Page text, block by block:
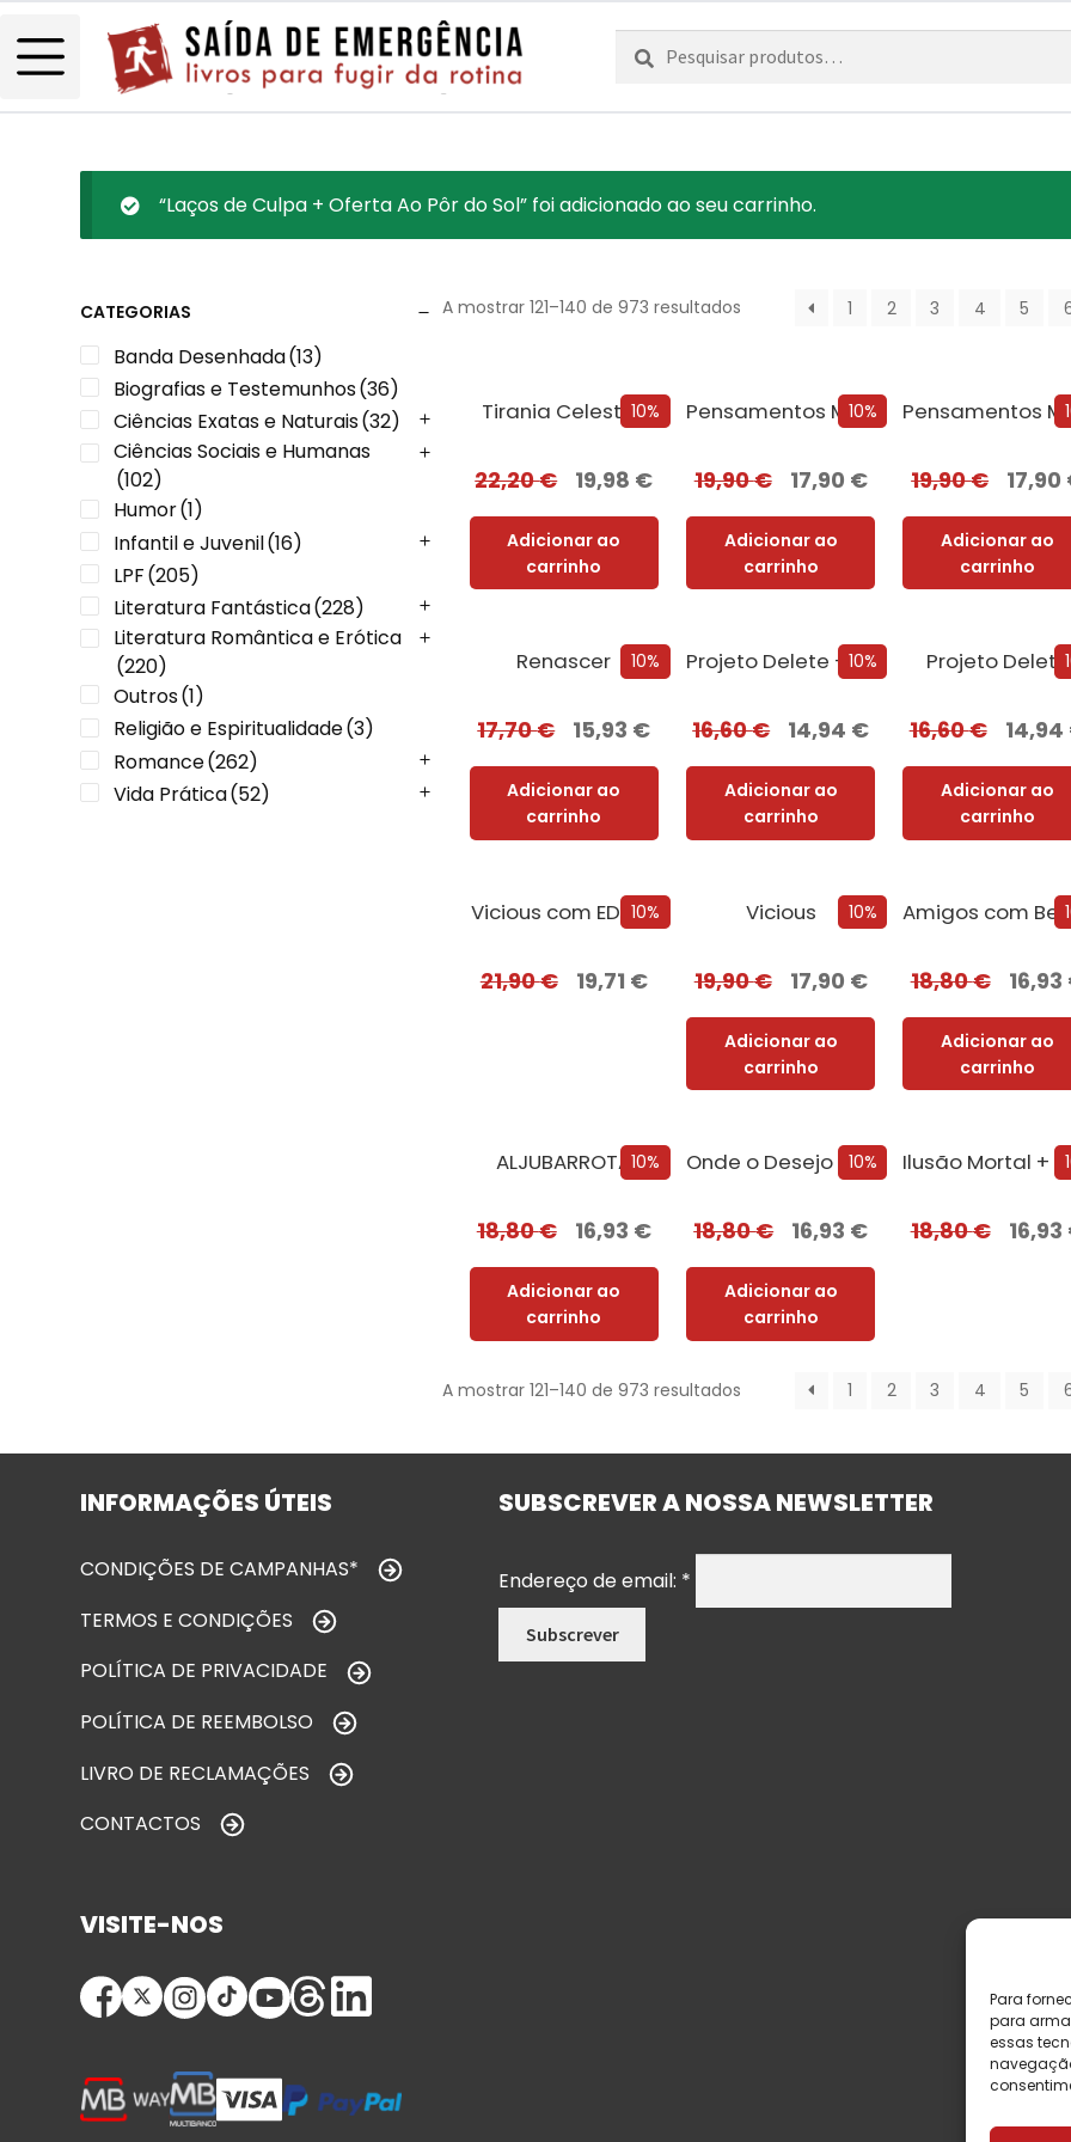
Para
para
essas
Pesquisar
por:
Pesquisa
“Laços de Culpa + Oferta Ao Pôr do Sol” foi adicionado ao seu carrinho.
CATEGORIAS
Banda Desenhada(13)
Biografias e Testemunhos(36)
Ciências Exatas e Naturais(32)
Ciências Sociais e Humanas
(102)
Humor(1)
Infantil e Juvenil(16)
LPF(205)
Literatura Fantástica(228)
Literatura Romântica e Erótica
(220)
Outros(1)
Religião e Espiritualidade(3)
Romance(262)
Vida Prática(52)
A mostrar 121–140 de 973 resultados 1 2 3 4 5
10%
Tirania Celestial
22,20€ 19,98 €
Adicionar ao
carrinho
10%
Pensamentos Malignos + Oferta A Pequena Livraria...
19,90€ 17,90 €
Adicionar ao
carrinho
19,90€ 17,90
Adicionar ao
carrinho
10%
Renascer
17,70€ 15,93 €
Adicionar ao
carrinho
10%
Projeto Delete + Oferta Nemesis
16,60€ 14,94 €
Adicionar ao
carrinho
Projeto Delete
16,60€ 14,94
Adicionar ao
carrinho
10%
Vicious com EDGES
21,90€ 19,71 €
10%
Vicious
19,90€ 17,90 €
Adicionar ao
carrinho
18,80€ 16,93
Adicionar ao
carrinho
10%
ALJUBARROTA
18,80€ 16,93 €
Adicionar ao
carrinho
10%
Onde o Desejo se Esconde [Nova Edição]
18,80€ 16,93 €
Adicionar ao
carrinho
18,80€ 16,93
A mostrar 121–140 de 973 resultados 1 2 3 4 5
INFORMAÇÕES ÚTEIS
CONDIÇÕES DE CAMPANHAS*
TERMOS E CONDIÇÕES
POLÍTICA DE PRIVACIDADE
POLÍTICA DE REEMBOLSO
LIVRO DE RECLAMAÇÕES
CONTACTOS
SUBSCREVER A NOSSA NEWSLETTER
Endereço de email: *
VISITE-NOS